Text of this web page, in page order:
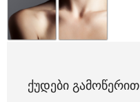
ᲥᲣᲓᲔᲑᲘ ᲒᲐᲛᲝᲬᲔᲠᲘᲗ